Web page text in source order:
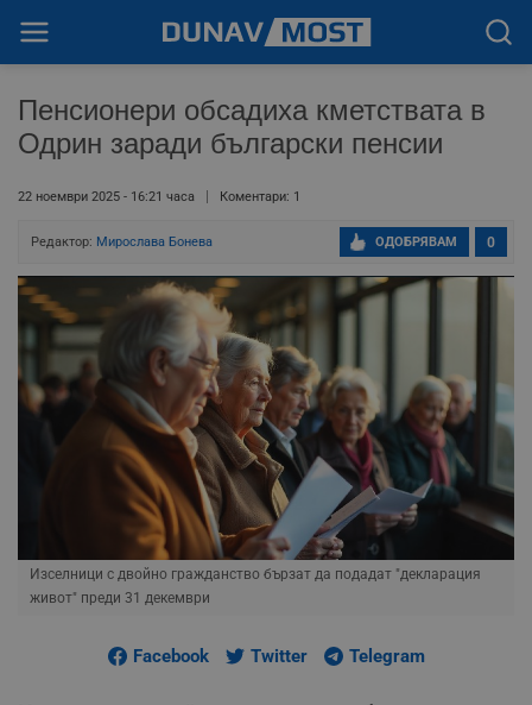
Пенсионери обсадиха кметствата в
Одрин заради български пенсии
22 ноември 2025 - 16:21 часа Коментари: 1
Редактор: Мирослава Бонева 0
ОДОБРЯВАМ
Изселници с двойно гражданство бързат да подадат "декларация
живот" преди 31 декември
Facebook Twitter Telegram